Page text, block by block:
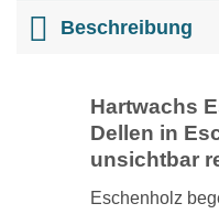
Beschreibung
Hartwachs
Dellen in
unsichtbar
Eschenholz